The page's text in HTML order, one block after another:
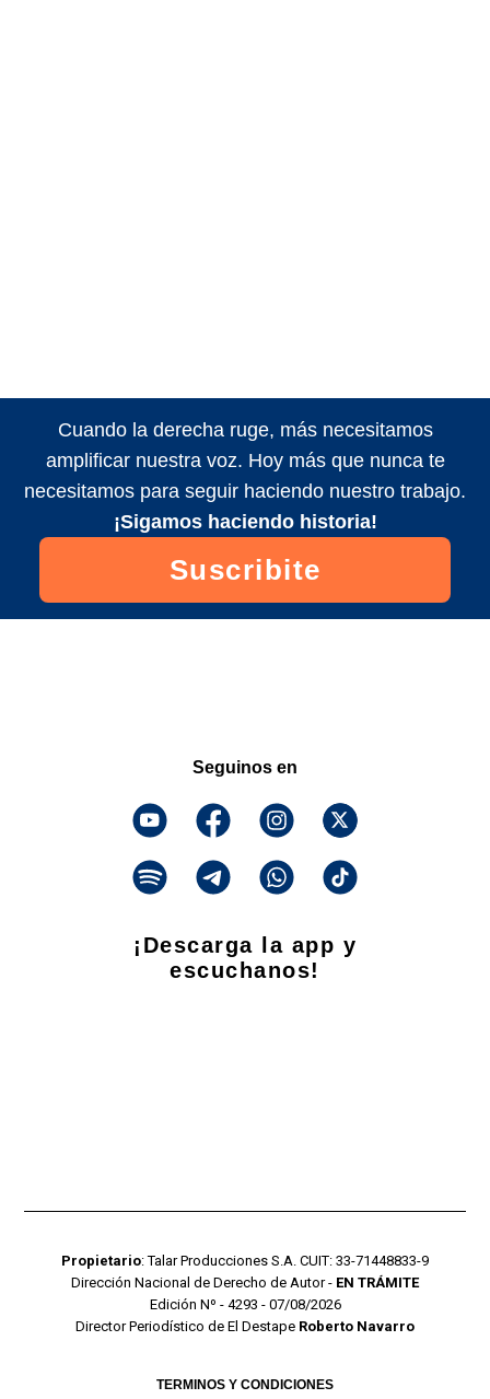
Cuando la derecha ruge, más necesitamos
amplificar nuestra voz. Hoy más que nunca te
necesitamos para seguir haciendo nuestro trabajo.
¡Sigamos haciendo historia!
Suscribite
Seguinos en
¡Descarga la app y
escuchanos!
Propietario: Talar Producciones S.A. CUIT: 33-71448833-9
Dirección Nacional de Derecho de Autor - EN TRÁMITE
Edición Nº - 4293 - 07/08/2026
Director Periodístico de El Destape Roberto Navarro
TERMINOS Y CONDICIONES